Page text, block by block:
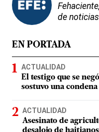
de
EN PORTADA
ACTUALIDAD
El testigo que se
sostuvo una
ACTUALIDAD
Asesinato de
desalojo de